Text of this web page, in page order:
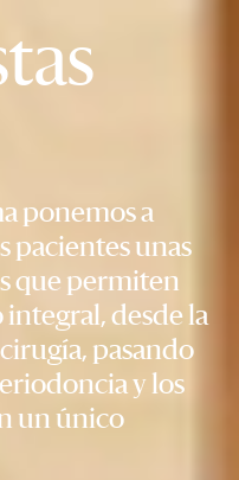
ponemos a
pacientes unas
que permiten
desde la
pasando
y los
un único